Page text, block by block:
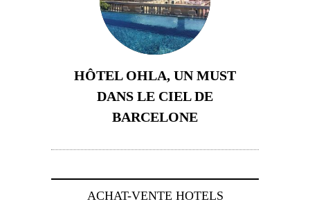
HÔTEL OHLA, UN MUST
DANS LE CIEL DE
BARCELONE
ACHAT-VENTE HOTELS